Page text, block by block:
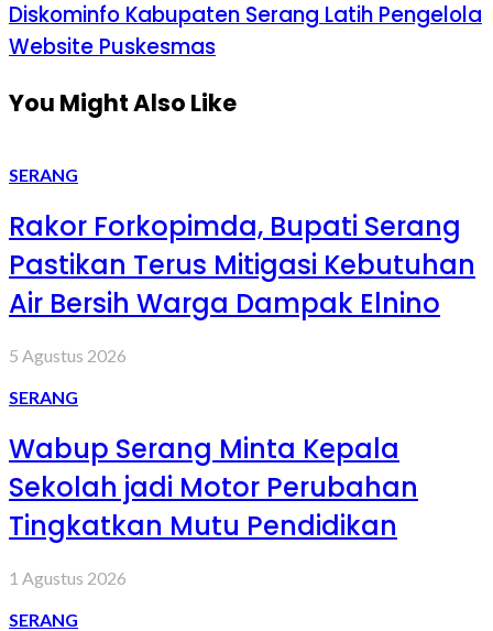
Diskominfo Kabupaten Serang Latih Pengelola
Website Puskesmas
You Might Also Like
SERANG
Rakor Forkopimda, Bupati Serang
Pastikan Terus Mitigasi Kebutuhan
Air Bersih Warga Dampak Elnino
5 Agustus 2026
SERANG
Wabup Serang Minta Kepala
Sekolah jadi Motor Perubahan
Tingkatkan Mutu Pendidikan
1 Agustus 2026
SERANG